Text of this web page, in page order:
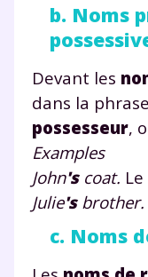
b. Noms
Devant les
dans la
possesseur,
Examples
John's coat.
Julie's brother.
c. Noms